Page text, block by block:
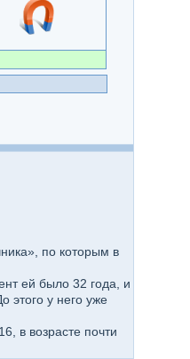
по которым в
ей было 32 года, и
этого у него уже
в возрасте почти